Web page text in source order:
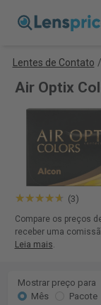
Lentes de Contato /
Air Optix
(3)
Compare os preços
receber uma
Leia mais.
Mostrar preço para
Mês
Pacote